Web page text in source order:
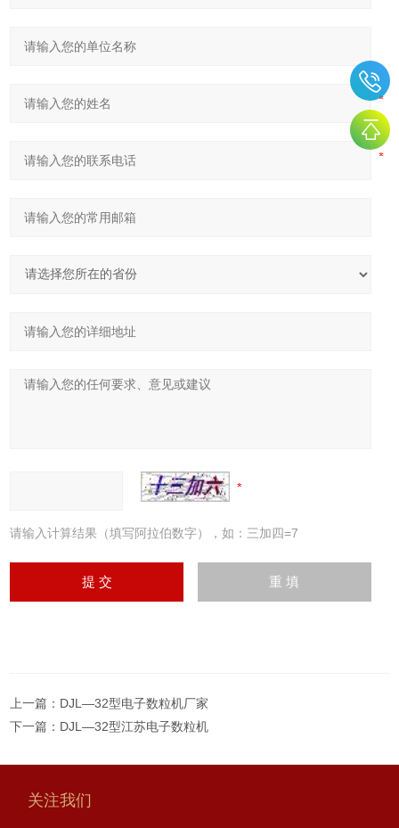
请输入计算结果（填写阿拉伯数字），如：三加四=7
上一篇： DJL—32型电子数粒机厂家
下一篇： DJL—32型江苏电子数粒机
关注我们